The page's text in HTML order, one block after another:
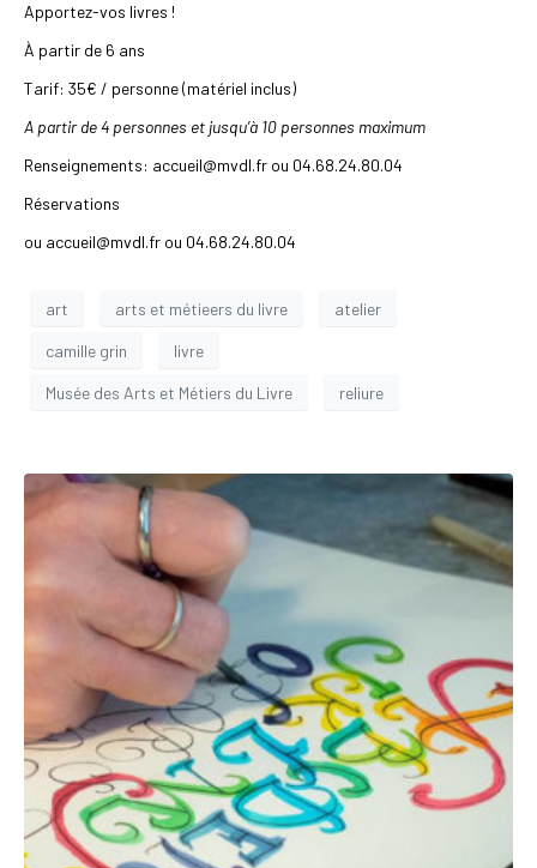
Apportez-vos livres !
À partir de 6 ans
Tarif: 35€ / personne (matériel inclus)
A partir de 4 personnes et jusqu’à 10 personnes maximum
Renseignements: accueil@mvdl.fr ou 04.68.24.80.04
Réservations
ou accueil@mvdl.fr ou 04.68.24.80.04
art arts et métieers du livre atelier
camille grin livre
Musée des Arts et Métiers du Livre reliure